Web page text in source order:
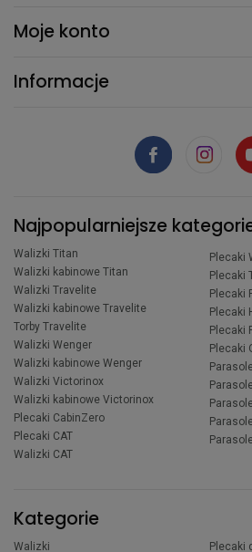
Moje konto
Informacje
Najpopularniejsze
Walizki Titan
Walizki kabinowe Titan
Walizki Travelite
Walizki kabinowe Travelite
Torby Travelite
Walizki Wenger
Walizki kabinowe Wenger
Walizki Victorinox
Walizki kabinowe Victorinox
Plecaki CabinZero
Plecaki CAT
Walizki CAT
Plecaki
Plecaki
Plecaki
Plecaki
Plecaki
Plecaki
Kategorie
Walizki
Plecaki